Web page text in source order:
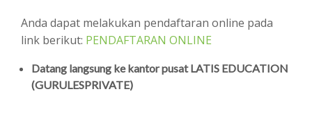
Anda dapat melakukan pendaftaran online pada
link berikut: PENDAFTARAN ONLINE
Datang langsung ke kantor pusat LATIS EDUCATION
(GURULESPRIVATE)